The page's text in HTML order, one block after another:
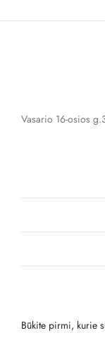
Vasario 16-osios
Būkite pirmi, kurie